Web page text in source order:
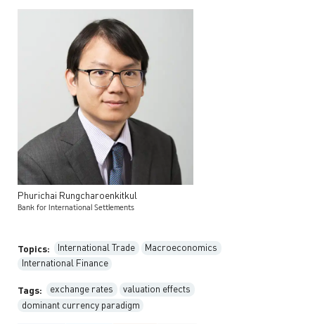
Phurichai Rungcharoenkitkul
Bank for International Settlements
Topics: International Trade
Macroeconomics
International Finance
Tags: exchange rates
valuation effects
dominant currency paradigm